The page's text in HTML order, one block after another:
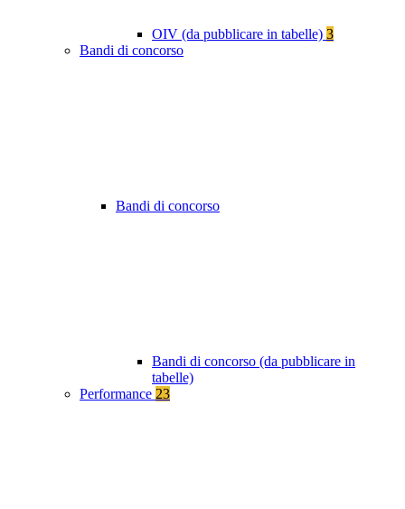
OIV (da pubblicare in tabelle) 3
Bandi di concorso
Bandi di concorso
Bandi di concorso (da pubblicare in
tabelle)
Performance 23